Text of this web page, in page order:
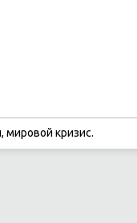
мировой кризис.